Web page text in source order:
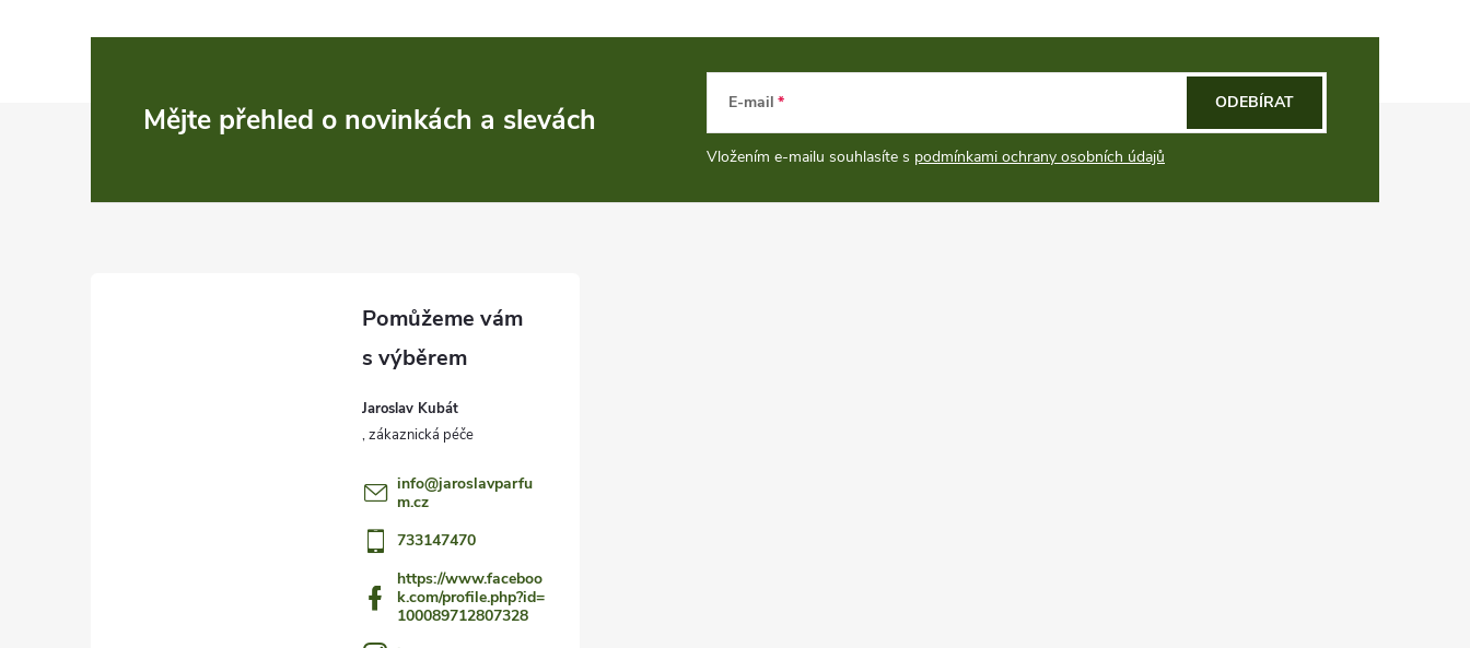
Mějte přehled o novinkách a slevách E-mail
Vložením e-mailu souhlasíte s podmínkami ochrany osobních údajů
ODEBÍRAT
Jaroslav Kubát
info@jaroslavparfu
m.cz
733147470
https://www.faceboo
k.com/profile.php?id=
100089712807328